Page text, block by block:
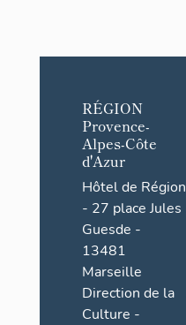
RÉGION
Provence-
Alpes-Côte
d'Azur
Hôtel de Région
- 27 place Jules
Guesde -
13481
Marseille
Direction de la
Culture -